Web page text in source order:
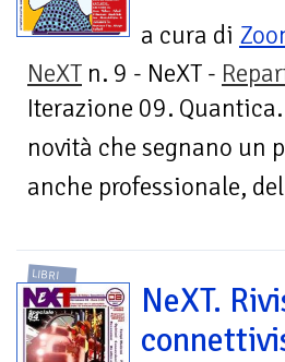
a cura di
NeXT n. 9 - NeXT -
Iterazione 09.
novità che segnano un
anche professionale,
LIBRI
NeXT.